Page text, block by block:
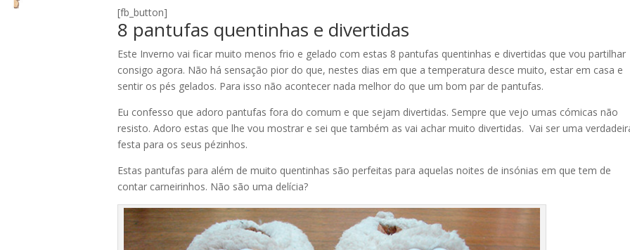
[fb_button]
8 pantufas quentinhas e divertidas
Este Inverno vai ficar muito menos frio e gelado com estas 8 pantufas quentinhas e divertidas que vou partilhar
consigo agora. Não há sensação pior do que, nestes dias em que a temperatura desce muito, estar em casa e
sentir os pés gelados. Para isso não acontecer nada melhor do que um bom par de pantufas.
Eu confesso que adoro pantufas fora do comum e que sejam divertidas. Sempre que vejo umas cómicas não
resisto. Adoro estas que lhe vou mostrar e sei que também as vai achar muito divertidas. Vai ser uma
festa para os seus pézinhos.
Estas pantufas para além de muito quentinhas são perfeitas para aquelas noites de insónias em que tem de
contar carneirinhos. Não são uma delícia?